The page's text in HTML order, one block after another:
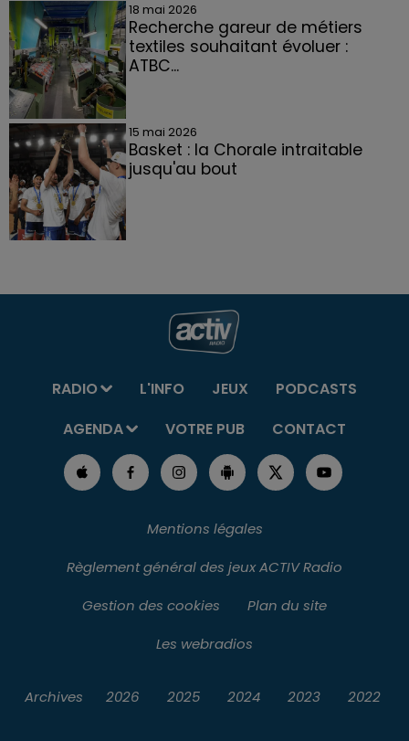
18 mai 2026
Recherche gareur de métiers
textiles souhaitant évoluer :
ATBC...
15 mai 2026
Basket : la Chorale intraitable
jusqu'au bout
RADIO L'INFO JEUX
PODCASTS
AGENDA
VOTRE PUB CONTACT
Mentions légales
Règlement général des jeux ACTIV Radio
Gestion des cookies
Plan du site
Les webradios
Archives 2026 2025 2024 2023 2022